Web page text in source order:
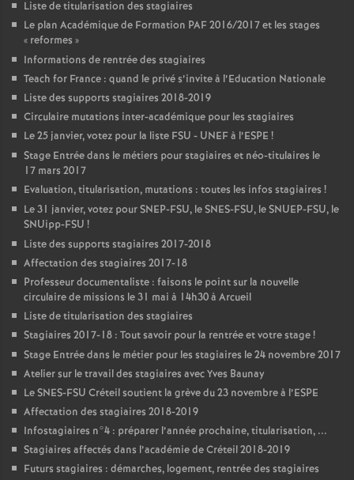
Liste de titularisation des stagiaires
Le plan Académique de Formation PAF2016/2017 et les stages
« reformes »
Informations de rentrée des stagiaires
Teach for France : quand le privé s’invite à l’Education Nationale
Liste des supports stagiaires 2018-2019
Circulaire mutations inter-académique pour les stagiaires
Le 25 janvier, votez pour la liste FSU - UNEFà l’ESPE !
Stage Entrée dans le métiers pour stagiaires et néo-titulaires le
17 mars 2017
Evaluation, titularisation, mutations : toutes les infos stagiaires !
Le 31 janvier, votez pourSNEP-FSU, leSNES-FSU, leSNUEP-FSU, le
SNUipp-FSU !
Liste des supports stagiaires 2017-2018
Affectation des stagiaires 2017-18
Professeur documentaliste : faisons le point sur la nouvelle
circulaire de missions le 31 mai à 14h30 à Arcueil
Liste de titularisation des stagiaires
Stagiaires 2017-18 : Tout savoir pour la rentrée et votre stage!
Stage Entrée dans le métier pour les stagiaires le 24 novembre 2017
Atelier sur le travail des stagiaires avec Yves Baunay
LeSNES-FSU Créteil soutient la grève du 23 novembre à l’ESPE
Affectation des stagiaires 2018-2019
Infostagiaires n°4 : préparer l’année prochaine, titularisation, ...
Stagiaires affectés dans l’académie de Créteil 2018-2019
Futurs stagiaires : démarches, logement, rentrée des stagiaires